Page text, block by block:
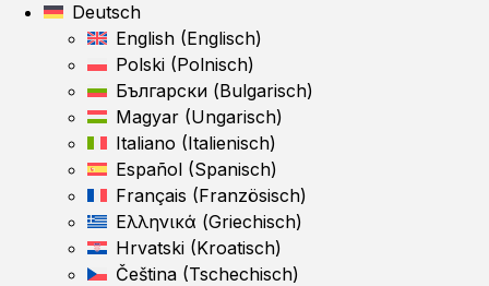
Deutsch
English (Englisch)
Polski (Polnisch)
Български (Bulgarisch)
Magyar (Ungarisch)
Italiano (Italienisch)
Español (Spanisch)
Français (Französisch)
Ελληνικά (Griechisch)
Hrvatski (Kroatisch)
Čeština (Tschechisch)